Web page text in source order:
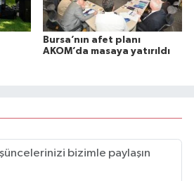
Bursa’nın afet planı
AKOM’da masaya yatırıldı